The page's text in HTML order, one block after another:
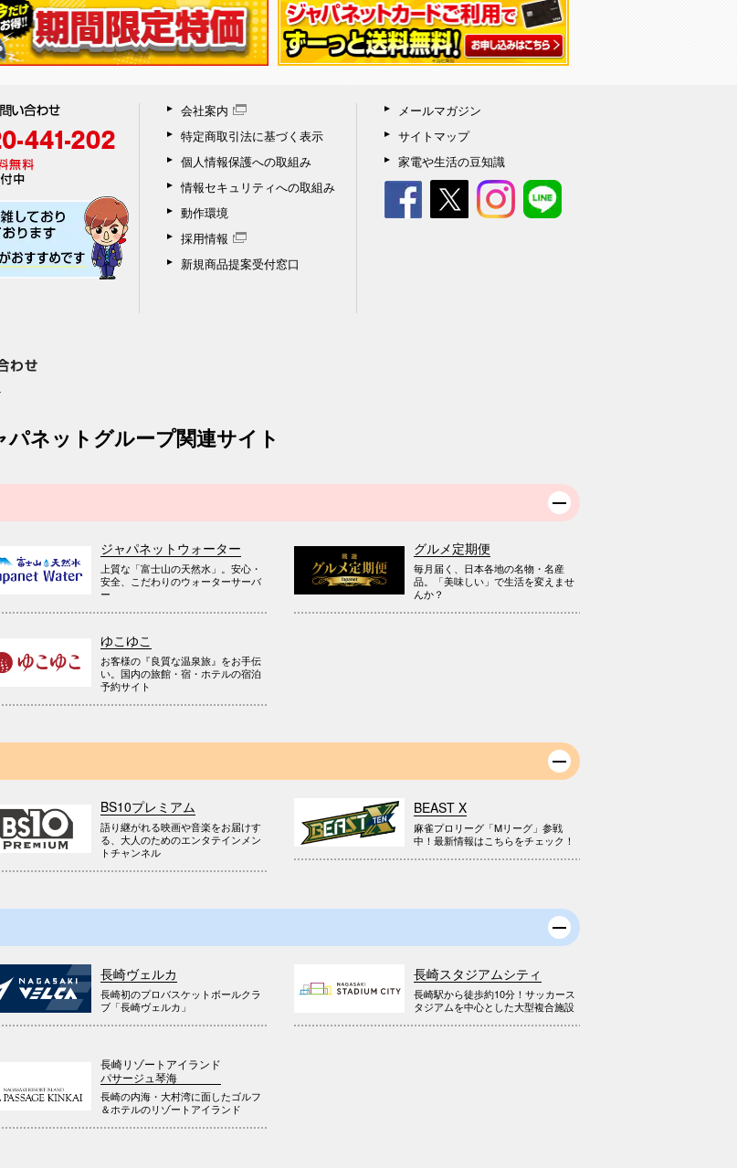
会社案内
特定商取引法に基づく表示
個人情報保護への取組み
情報セキュリティへの取組み
動作環境
採用情報
新規商品提案受付窓口
メールマガジン
サイトマップ
家電や生活の豆知識
パネットグループ関連サイト
ジャパネットウォーター
上質な「富士山の天然水」。安心・
安全、こだわりのウォーターサーバ
ー
グルメ定期便
毎月届く、日本各地の名物・名産
品。「美味しい」で生活を変えませ
んか？
ゆこゆこ
お客様の『良質な温泉旅』をお手伝
い。国内の旅館・宿・ホテルの宿泊
予約サイト
BS10プレミアム
語り継がれる映画や音楽をお届けす
る、大人のためのエンタテインメン
トチャンネル
BEAST X
麻雀プロリーグ「Mリーグ」参戦
中！最新情報はこちらをチェック！
長崎ヴェルカ
長崎初のプロバスケットボールクラ
ブ「長崎ヴェルカ」
長崎スタジアムシティ
長崎駅から徒歩約10分！サッカース
タジアムを中心とした大型複合施設
長崎リゾートアイランド
パサージュ琴海
長崎の内海・大村湾に面したゴルフ
＆ホテルのリゾートアイランド